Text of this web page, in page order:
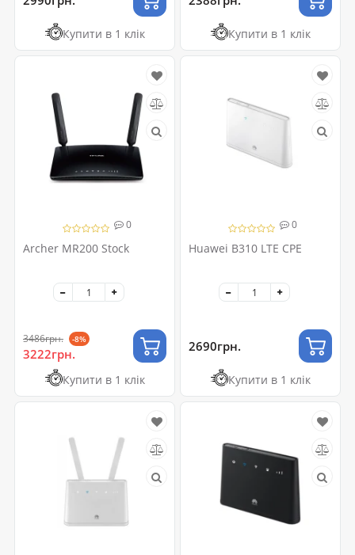
Купити в 1 клік Купити в 1 клік
0
Archer MR200 Stock
3486грн. -8%
3222грн.
Купити в 1 клік
0
Huawei B310 LTE CPE
2690грн.
Купити в 1 клік